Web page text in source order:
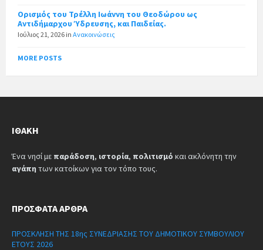
Ορισμός του Τρέλλη Ιωάννη του Θεοδώρου ως
Αντιδήμαρχου Ύδρευσης, και Παιδείας.
Ιούλιος 21, 2026 in Ανακοινώσεις
MORE POSTS
ΙΘΆΚΗ
Ένα νησί με παράδοση, ιστορία, πολιτισμό και ακλόνητη την
αγάπη των κατοίκων για τον τόπο τους.
ΠΡΌΣΦΑΤΑ ΆΡΘΡΑ
ΠΡΟΣΚΛΗΣΗ ΤΗΣ 18ης ΣΥΝΕΔΡΙΑΣΗΣ ΤΟΥ ΔΗΜΟΤΙΚΟΥ ΣΥΜΒΟΥΛΙΟΥ
ΕΤΟΥΣ 2026